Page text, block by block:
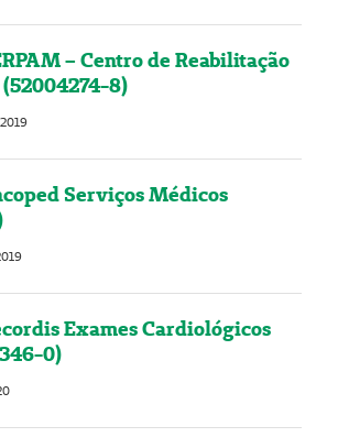
– Centro de Reabilitação
8)
Serviços Médicos
Exames Cardiológicos
0)